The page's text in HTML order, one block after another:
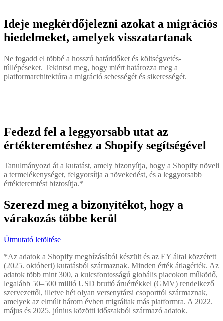
Ideje megkérdőjelezni azokat a migrációs
hiedelmeket, amelyek visszatartanak
Ne fogadd el többé a hosszú határidőket és költségvetés-
túllépéseket. Tekintsd meg, hogy miért határozza meg a
platformarchitektúra a migráció sebességét és sikerességét.
Fedezd fel a leggyorsabb utat az
értékteremtéshez a Shopify segítségével
Tanulmányozd át a kutatást, amely bizonyítja, hogy a Shopify növeli
a termelékenységet, felgyorsítja a növekedést, és a leggyorsabb
értékteremtést biztosítja.*
Szerezd meg a bizonyítékot, hogy a
várakozás többe kerül
Útmutató letöltése
*Az adatok a Shopify megbízásából készült és az EY által közzétett
(2025. októberi) kutatásból származnak. Minden érték átlagérték. Az
adatok több mint 300, a kulcsfontosságú globális piacokon működő,
legalább 50–500 millió USD bruttó áruértékkel (GMV) rendelkező
szervezettől, illetve hét olyan versenytársi csoporttól származnak,
amelyek az elmúlt három évben migráltak más platformra. A 2022.
május és 2025. június közötti időszakból származó adatok.